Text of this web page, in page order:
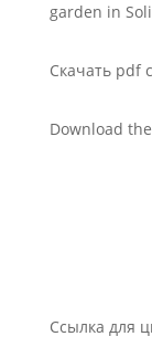
garden in
Скачать pdf
Download
Ссылка для